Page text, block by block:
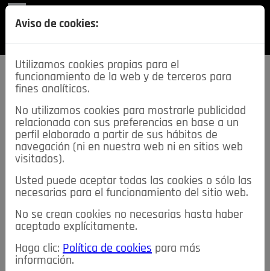
SECCIONES
descarga esta
REVISTA
≡NOTICIAS
NOTICIAS SERVICIOS DE INTERÉS
TABLÓN DE ANUNCIOS MIS ANUNCIOS CONTACTO
NOSOTROS
Aviso de cookies:
Utilizamos cookies propias para el
funcionamiento de la web y de terceros para
fines analíticos.
No utilizamos cookies para mostrarle publicidad
relacionada con sus preferencias en base a un
perfil elaborado a partir de sus hábitos de
navegación (ni en nuestra web ni en sitios web
visitados).
Usted puede aceptar todas las cookies o sólo las
necesarias para el funcionamiento del sitio web.
No se crean cookies no necesarias hasta haber
aceptado explícitamente.
Haga clic: Política de cookies para más
información.